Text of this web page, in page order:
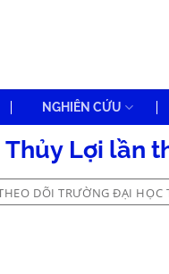
NGHIÊN CỨU
Lợi lần
DÕI TRƯỜNG ĐẠI HỌC